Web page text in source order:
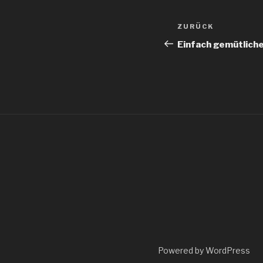
Vorheriger
Beitrag
ZURÜCK
Einfach
Powered by WordPress